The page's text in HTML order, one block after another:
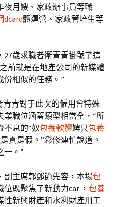
夜月嫂、家政辦事員等職
dcard體運營、家政管培生等
歲求職者衛青青掛號了這
前就是在地產公司的新媒體
份相似的任務。”
青青對于此次的僱用會特殊
職位涵蓋類型相當全，“所
不息的“奴包養軟體婢只包養
真是假。”彩修連忙說道。
一。”
副主席郭鄧節先容，本場包
既聚焦了新動力car ， 包養
性新興財產和水利財產用工